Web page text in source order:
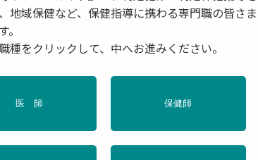
スク要因を減らして1兆円超の経
が重要
地域保健など、保健指導に携わる専門職の皆さ
。
種をクリックして、中へお進みください。
医 師 保健師